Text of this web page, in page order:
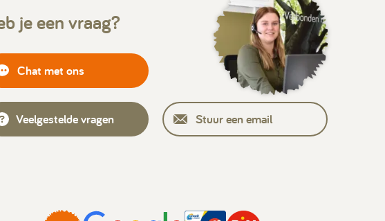
je een vraag?
Chat met ons
Veelgestelde vragen Stuur een email